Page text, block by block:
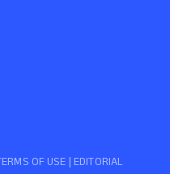
OF USE | EDITORIAL